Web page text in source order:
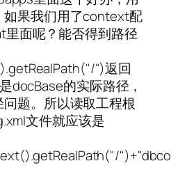
如果我们用了context配
面呢？能否得到路径
")返回
docBase的实际路径，
题。所以读取工程根
文件就应该是